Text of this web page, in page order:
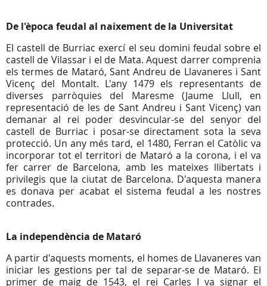
De l'època feudal al naixement de la Universitat
El castell de Burriac exercí el seu domini feudal sobre el
castell de Vilassar i el de Mata. Aquest darrer comprenia
els termes de Mataró, Sant Andreu de Llavaneres i Sant
Vicenç del Montalt. L'any 1479 els representants de
diverses parròquies del Maresme (Jaume Llull, en
representació de les de Sant Andreu i Sant Vicenç) van
demanar al rei poder desvincular-se del senyor del
castell de Burriac i posar-se directament sota la seva
protecció. Un any més tard, el 1480, Ferran el Catòlic va
incorporar tot el territori de Mataró a la corona, i el va
fer carrer de Barcelona, amb les mateixes llibertats i
privilegis que la ciutat de Barcelona. D'aquesta manera
es donava per acabat el sistema feudal a les nostres
contrades.
La independència de Mataró
A partir d'aquests moments, el homes de Llavaneres van
iniciar les gestions per tal de separar-se de Mataró. El
primer de maig de 1543, el rei Carles I va signar el